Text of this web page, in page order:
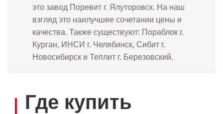
это завод Поревит г. Ялуторовск. На наш
взгляд это наилучшее сочетании цены и
качества. Также существуют: Пораблок г.
Курган, ИНСИ г. Челябинск, Сибит г.
Новосибирск и Теплит г. Березовский.
Где купить